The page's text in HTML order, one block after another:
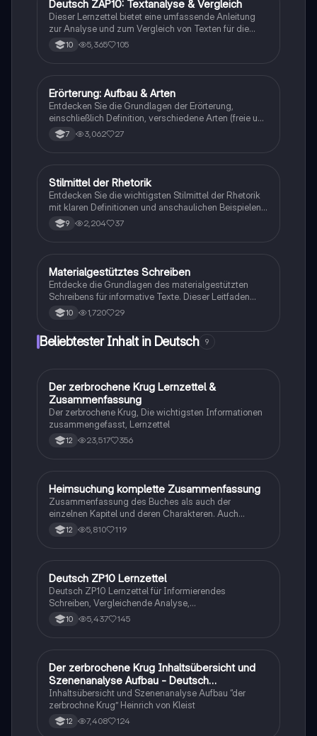
Gedichtinterpretation verbessern möchten.
Deutsch
Deutsch ZAP10: Textanalyse & Vergleich
Dieser Lernzettel bietet eine umfassende Anleitung
zur Analyse und zum Vergleich von Texten für die
Deutsch ZAP10 Prüfung. Er behandelt wichtige
Aspekte wie die Struktur von Einleitungen, Hauptteilen
die sich auf die Prüfung vorbereiten und ihre
Analysefähigkeiten verbessern möchten.
10 5,365 105
Deutsch
Erörterung: Aufbau & Arten
Entdecken Sie die Grundlagen der Erörterung,
einschließlich Definition, verschiedene Arten (freie und
textgebundene Erörterung) und den strukturierten
Aufbau (Einleitung, Hauptteil, Schluss). Diese
Erörterung. Ideal für Schüler, die ihre
Argumentationsfähigkeiten verbessern möchten.
7 3,062 27
Deutsch
Stilmittel der Rhetorik
Entdecken Sie die wichtigsten Stilmittel der Rhetorik
mit klaren Definitionen und anschaulichen Beispielen.
Diese Zusammenstellung umfasst Alliteration,
Anapher, Euphemismus, Ironie und viele weitere
schriftlichen und mündlichen Arbeiten.
9 2,204 37
Deutsch
Materialgestütztes Schreiben
Entdecke die Grundlagen des materialgestützten
Schreibens für informative Texte. Dieser Leitfaden
behandelt die Struktur, wichtige sprachliche Mittel und
praktische Beispiele, um deine Schreibfähigkeiten zu
verbessern. Ideal für Schüler, die lernen möchten, wie
man Informationen klar und sachlich präsentiert.
10 1,720 29
Beliebtester Inhalt in Deutsch 9
Deutsch
Der zerbrochene Krug Lernzettel &
Zusammenfassung
Der zerbrochene Krug, Die wichtigsten Informationen
zusammengefasst, Lernzettel
12 23,517 356
Deutsch
Heimsuchung komplette Zusammenfassung
Zusammenfassung des Buches als auch der
einzelnen Kapitel und deren Charakteren. Auch
tabellarisch. Im Unterricht ohne KI erstellt
12 5,810 119
Deutsch
Deutsch ZP10 Lernzettel
Deutsch ZP10 Lernzettel für Informierendes
Schreiben, Vergleichende Analyse,
Sachtexte/Roman/Gedicht..
10 5,437 145
Deutsch
Der zerbrochene Krug Inhaltsübersicht und
Szenenanalyse Aufbau - Deutsch
Q1/Q2/Abitur
Inhaltsübersicht und Szenenanalyse Aufbau “der
zerbrochne Krug” Heinrich von Kleist
12 7,408 124